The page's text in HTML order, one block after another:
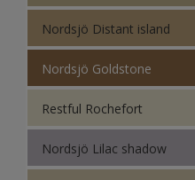
Nordsjö Distant island
Nordsjö Goldstone
Restful Rochefort
Nordsjö Lilac shadow